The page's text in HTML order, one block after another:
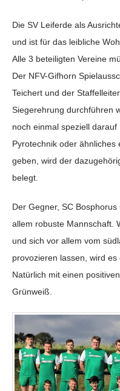
Die SV Leiferde als
und ist für das leibliche
Alle 3 beteiligten Vereine
Der NFV-Gifhorn
Teichert und der
Siegerehrung durchführen
noch einmal speziell
Pyrotechnik oder ähnliches
geben, wird der
belegt.
Der Gegner, SC
allem robuste Mannschaft.
und sich vor allem vom
provozieren lassen, wird es
Natürlich mit einen
Grünweiß.